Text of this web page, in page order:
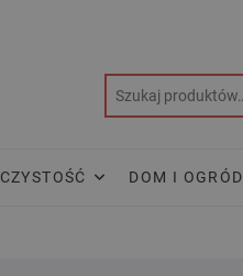
CZYSTOŚĆ DOM I OGRÓD